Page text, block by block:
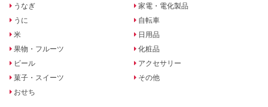
うなぎ
うに
米
果物・フルーツ
ビール
菓子・スイーツ
おせち
家電・電化製品
自転車
日用品
化粧品
アクセサリー
その他